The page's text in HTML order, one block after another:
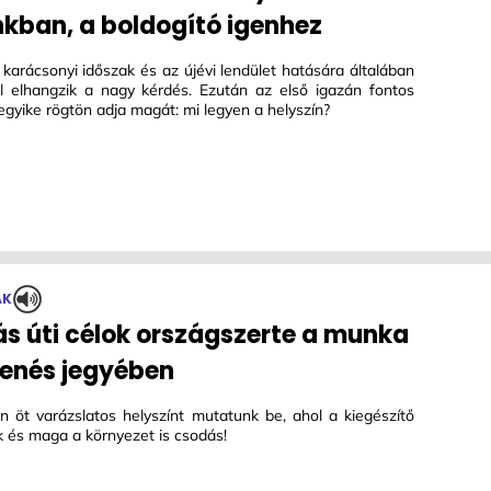
a boldogító igenhez
időszak és az újévi lendület hatására általában
elhangzik a nagy kérdés. Ezután az első igazán fontos
rögtön adja magát: mi legyen a helyszín?
úti célok országszerte a munka
jegyében
öt varázslatos helyszínt mutatunk be, ahol a kiegészítő
és maga a környezet is csodás!